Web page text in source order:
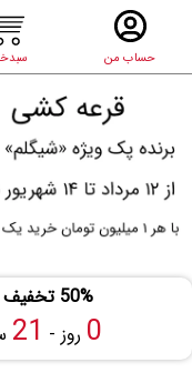
حساب من
50% تخفیف همه محصولات ویژه تابستان
0 روز - 21